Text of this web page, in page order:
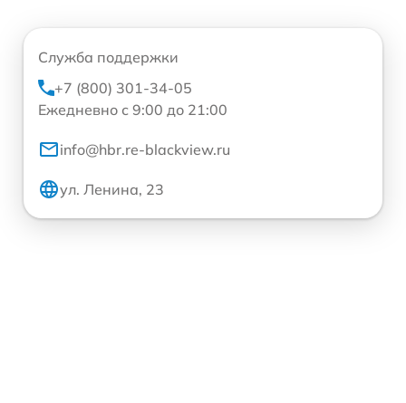
Служба поддержки
+7 (800) 301-34-05
Ежедневно с 9:00 до 21:00
info@hbr.re-blackview.ru
ул. Ленина, 23